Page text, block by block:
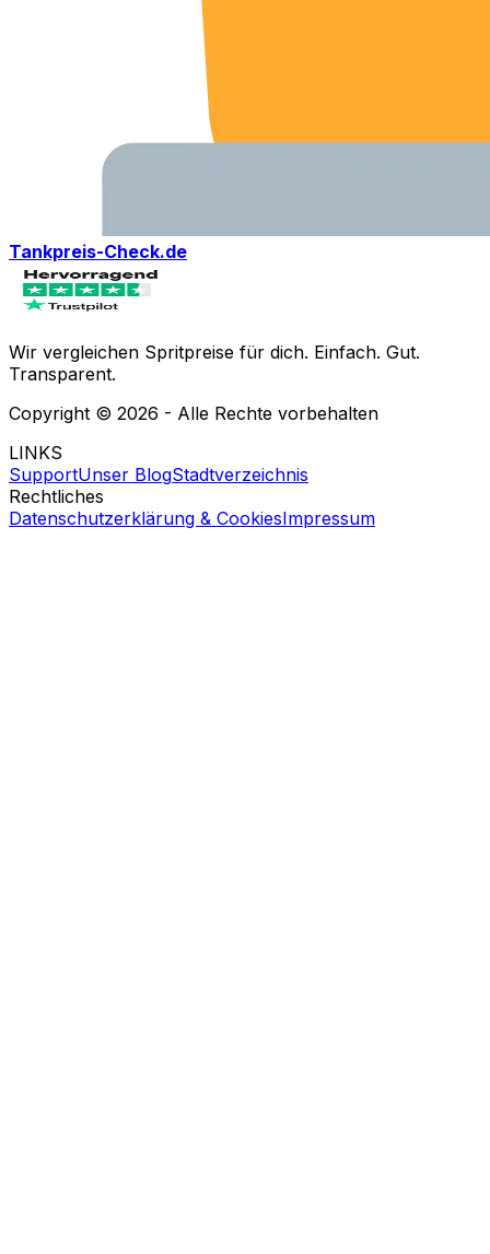
Tankpreis-Check.de
Wir vergleichen Spritpreise für dich. Einfach. Gut.
Transparent.
Copyright © 2026 - Alle Rechte vorbehalten
LINKS
SupportUnser BlogStadtverzeichnis
Rechtliches
Datenschutzerklärung & CookiesImpressum